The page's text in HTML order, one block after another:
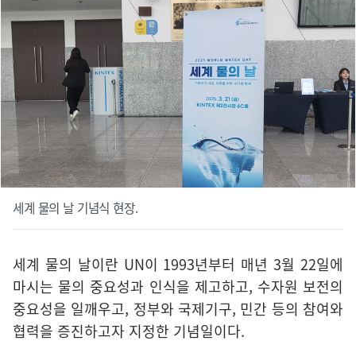
세계 물의 날 기념식 현장.
세계 물의 날이란 UN이 1993년부터 매년 3월 22일에
마시는 물의 중요성과 인식을 제고하고, 수자원 보전의
중요성을 일깨우고, 정부와 국제기구, 민간 등의 참여와
협력을 증진하고자 지정한 기념일이다.